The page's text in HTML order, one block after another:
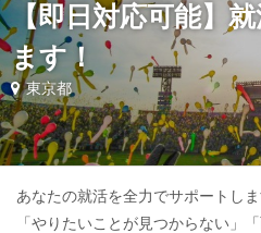
【即日対応可能】
ます！
東京都
あなたの就活を全力でサポートしま
「やりたいことが見つからない」